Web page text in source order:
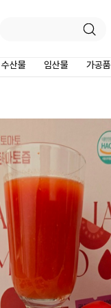
수산물 임산물 가공품
제품상세정보